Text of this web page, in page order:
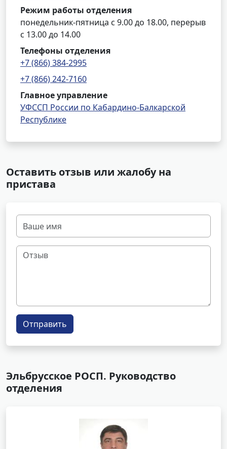
Режим работы отделения
понедельник-пятница с 9.00 до 18.00, перерыв
с 13.00 до 14.00
Телефоны отделения
+7 (866) 384-2995
+7 (866) 242-7160
Главное управление
УФССП России по Кабардино-Балкарской
Республике
Оставить отзыв или жалобу на
пристава
Отправить
Эльбрусское РОСП. Руководство
отделения